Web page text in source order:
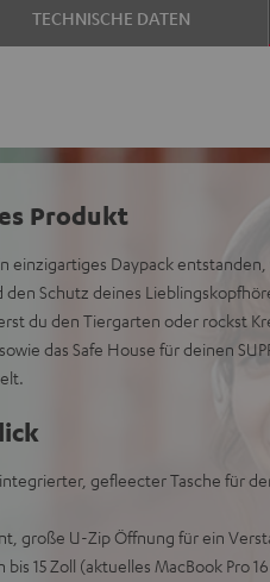
TECHNISCHE DATEN
Produkt
einzigartiges Daypack
Schutz deines
du den Tiergarten oder rockst
das Safe House für deinen
gefleecter Tasche für
große U-Zip Öffnung für ein
15 Zoll (aktuelles MacBook Pro